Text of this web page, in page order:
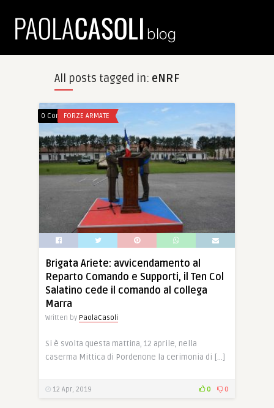
All posts tagged in: eNRF
0 CommentsFORZE ARMATE
Brigata Ariete: avvicendamento al
Reparto Comando e Supporti, il Ten Col
Salatino cede il comando al collega
Marra
Written by PaolaCasoli
Si è svolta questa mattina, 12 aprile, nella
caserma Mittica di Pordenone la cerimonia di […]
12 Apr, 2019 0 0